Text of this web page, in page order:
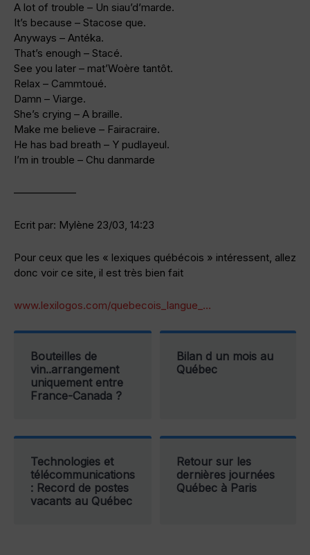
A lot of trouble – Un siau’d’marde.
It’s because – Stacose que.
Anyways – Antéka.
That’s enough – Stacé.
See you later – mat’Woère tantôt.
Relax – Cammtoué.
Damn – Viarge.
She’s crying – A braille.
Make me believe – Fairacraire.
He has bad breath – Y pudlayeul.
I’m in trouble – Chu danmarde
——————
Ecrit par: Mylène 23/03, 14:23
Pour ceux que les « lexiques québécois » intéressent, allez
donc voir ce site, il est très bien fait
www.lexilogos.com/quebecois_langue_…
Bouteilles de
vin..arrangement
uniquement entre
France-Canada ?
Bilan d un mois au
Québec
Technologies et
télécommunications
: Record de postes
vacants au Québec
Retour sur les
dernières journées
Québec à Paris